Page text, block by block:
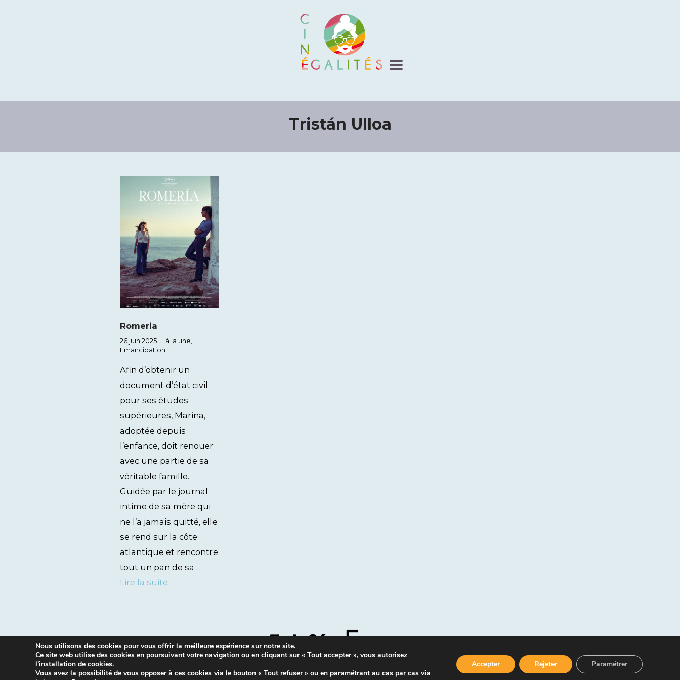
Tristán Ulloa
Romeria
26 juin 2025 à la une,
Emancipation
Afin d’obtenir un
document d’état civil
pour ses études
supérieures, Marina,
adoptée depuis
l’enfance, doit renouer
avec une partie de sa
véritable famille.
Guidée par le journal
intime de sa mère qui
ne l’a jamais quitté, elle
se rend sur la côte
atlantique et rencontre
tout un pan de sa …
Lire la suite
Mentions légales | Contacts
Nous utilisons des cookies pour vous offrir la meilleure expérience sur notre site.
Ce site web utilise des cookies en poursuivant votre navigation ou en cliquant sur « Tout accepter », vous autorisez
l’installation de cookies.
Vous avez la possibilité de vous opposer à ces cookies via le bouton « Tout refuser » ou en paramétrant au cas par cas via
Accepter Rejeter Paramétrer